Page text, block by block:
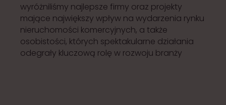
wyróżniliśmy najlepsze firmy oraz projekty
mające największy wpływ na wydarzenia rynku
nieruchomości komercyjnych, a także
osobistości, których spektakularne działania
odegrały kluczową rolę w rozwoju branży